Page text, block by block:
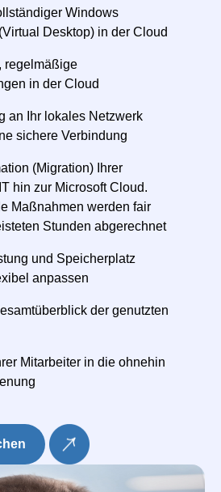
Windows
Desktop) in der Cloud
regelmäßige
in der Cloud
an Ihr lokales Netzwerk
sichere Verbindung
(Migration) Ihrer
hin zur Microsoft Cloud.
Maßnahmen werden fair
Stunden abgerechnet
und Speicherplatz
anpassen
der genutzten
Mitarbeiter in die ohnehin